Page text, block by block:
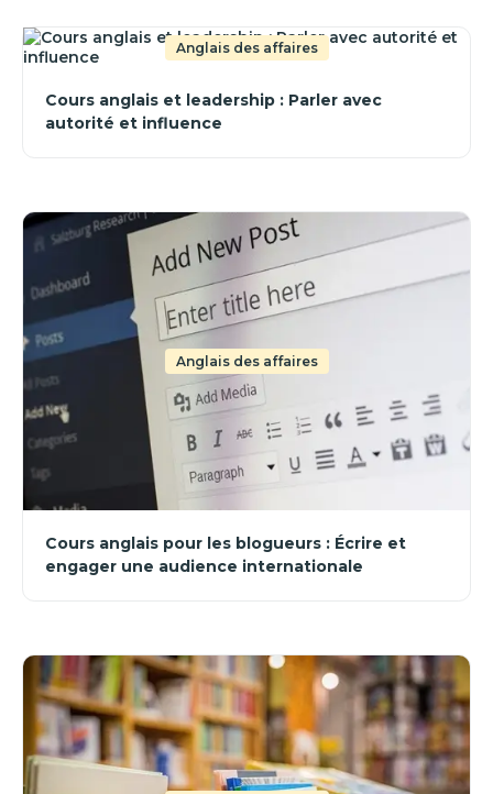
Anglais des affaires
Cours anglais et leadership : Parler avec
autorité et influence
Anglais des affaires
Cours anglais pour les blogueurs : Écrire et
engager une audience internationale